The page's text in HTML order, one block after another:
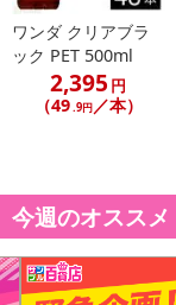
ワンダ クリアブラ
ック PET 500ml
2,395 円
（49.9円／本）
今週のオススメ